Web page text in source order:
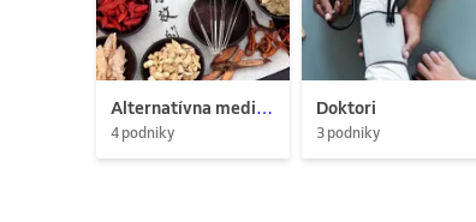
Alternatívna medicína
4 podniky
Doktori
3 podniky